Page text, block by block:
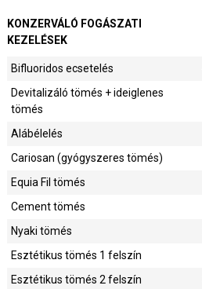
KONZERVÁLÓ FOGÁSZATI
KEZELÉSEK
Bifluoridos ecsetelés
Devitalizáló tömés + ideiglenes
tömés
Alábélelés
Cariosan (gyógyszeres tömés)
Equia Fil tömés
Cement tömés
Nyaki tömés
Esztétikus tömés 1 felszín
Esztétikus tömés 2 felszín